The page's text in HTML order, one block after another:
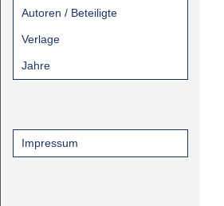
Autoren / Beteiligte
Verlage
Jahre
Impressum